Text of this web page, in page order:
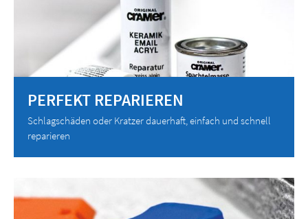
PERFEKT REPARIEREN
Schlagschäden oder Kratzer dauerhaft, einfach und schnell
reparieren